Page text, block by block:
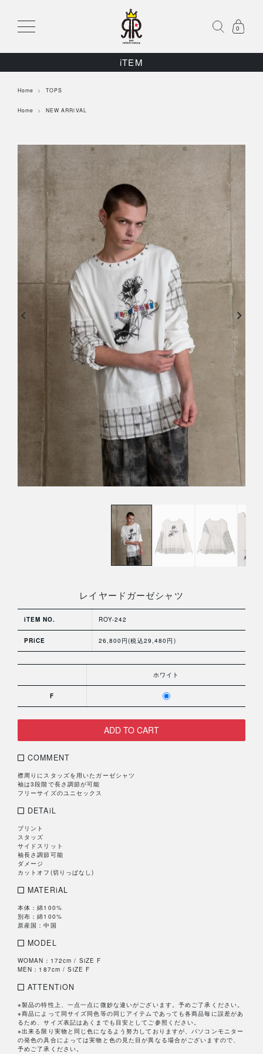
0
iTEM
Home TOPS
Home NEW ARRiVAL
レイヤードガーゼシャツ
iTEM NO. ROY-242
PRiCE 26,800円(税込29,480円)
ホワイト
F
COMMENT
襟周りにスタッズを用いたガーゼシャツ
袖は3段階で長さ調節が可能
フリーサイズのユニセックス
DETAiL
プリント
スタッズ
サイドスリット
袖長さ調節可能
ダメージ
カットオフ(切りっぱなし)
MATERiAL
本体：綿100%
別布：綿100%
原産国：中国
MODEL
WOMAN：172cm / SiZE F
MEN：187cm / SiZE F
ATTENTiON
※製品の特性上、一点一点に微妙な違いがございます。予めご了承ください。
※商品によって同サイズ同色等の同じアイテムであっても各商品毎に誤差があ
るため、サイズ表記はあくまでも目安としてご参照ください。
※出来る限り実物と同じ色になるよう努力しておりますが、パソコンモニター
の発色の具合によっては実物と色の見た目が異なる場合がございますので、
予めご了承ください。